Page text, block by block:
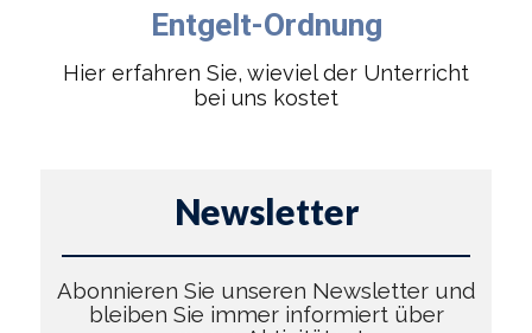
Entgelt-Ordnung
Hier erfahren Sie, wieviel der Unterricht
bei uns kostet
Newsletter
Abonnieren Sie unseren Newsletter und
bleiben Sie immer informiert über